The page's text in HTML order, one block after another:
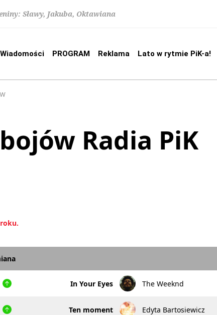
Sławy, Jakuba, Oktawiana
Wiadomości PROGRAM Reklama Lato w rytmie PiK-a!
Radia PiK
In Your Eyes The Weeknd
Ten moment Edyta Bartosiewicz